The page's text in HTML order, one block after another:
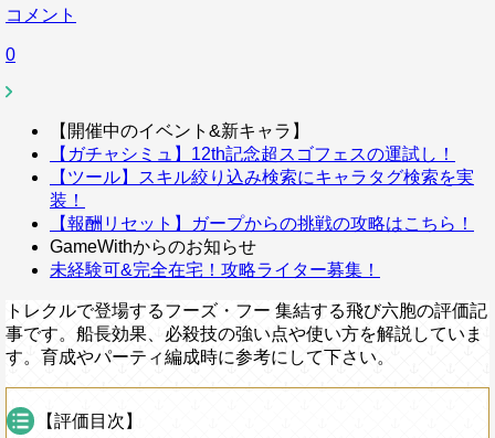
コメント
0
【開催中のイベント&新キャラ】
【ガチャシミュ】12th記念超スゴフェスの運試し！
【ツール】スキル絞り込み検索にキャラタグ検索を実
装！
【報酬リセット】ガープからの挑戦の攻略はこちら！
GameWithからのお知らせ
未経験可&完全在宅！攻略ライター募集！
トレクルで登場するフーズ・フー 集結する飛び六胞の評価記
事です。船長効果、必殺技の強い点や使い方を解説していま
す。育成やパーティ編成時に参考にして下さい。
【評価目次】